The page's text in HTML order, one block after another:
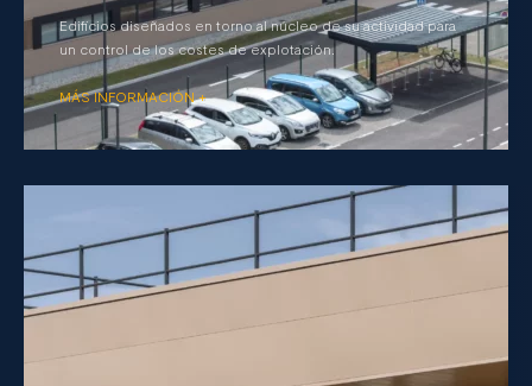
Edificios diseñados en torno al núcleo de su actividad para
un control de los costes de explotación.
MÁS INFORMACIÓN +